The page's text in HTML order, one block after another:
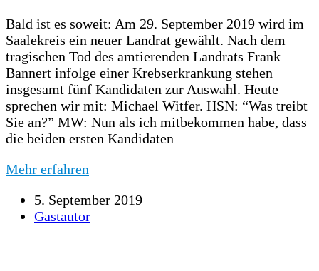
Bald ist es soweit: Am 29. September 2019 wird im
Saalekreis ein neuer Landrat gewählt. Nach dem
tragischen Tod des amtierenden Landrats Frank
Bannert infolge einer Krebserkrankung stehen
insgesamt fünf Kandidaten zur Auswahl. Heute
sprechen wir mit: Michael Witfer. HSN: “Was treibt
Sie an?” MW: Nun als ich mitbekommen habe, dass
die beiden ersten Kandidaten
Mehr erfahren
5. September 2019
Gastautor